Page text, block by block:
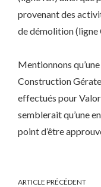
provenant des
de démolition (ligne
Mentionnons
Construction
effectués pour
semblerait qu’une
point d’être
ARTICLE PRÉCÉDENT